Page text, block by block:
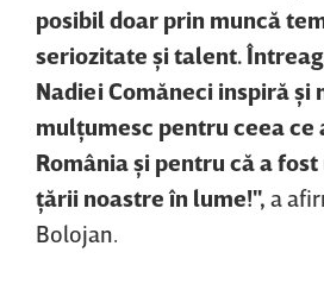
posibil doar prin muncă
seriozitate şi talent.
Nadiei Comăneci inspiră şi
mulţumesc pentru ceea ce
România şi pentru că a
ţării noastre în lume!", a
Bolojan.